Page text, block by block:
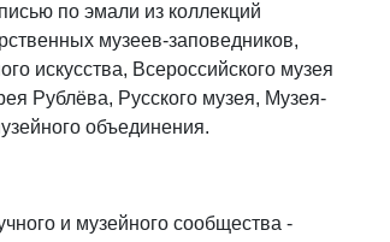
по эмали из коллекций
музеев-заповедников,
искусства, Всероссийского музея
Рублёва, Русского музея, Музея-
объединения.
и музейного сообщества -